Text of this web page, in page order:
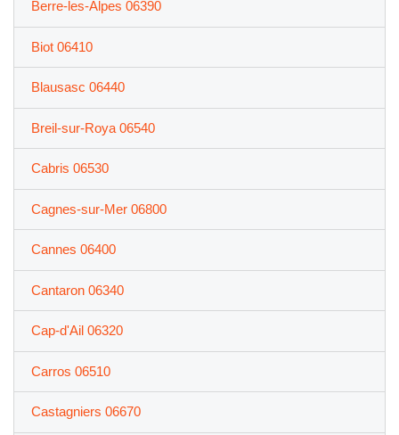
Berre-les-Alpes 06390
Biot 06410
Blausasc 06440
Breil-sur-Roya 06540
Cabris 06530
Cagnes-sur-Mer 06800
Cannes 06400
Cantaron 06340
Cap-d'Ail 06320
Carros 06510
Castagniers 06670